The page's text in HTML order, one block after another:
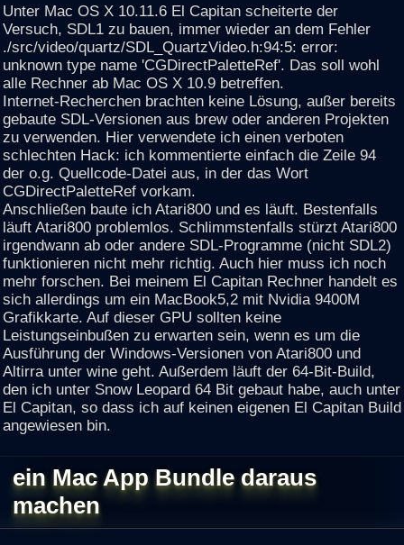
Unter Mac OS X 10.11.6 El Capitan scheiterte der
Versuch, SDL1 zu bauen, immer wieder an dem Fehler
./src/video/quartz/SDL_QuartzVideo.h:94:5: error:
unknown type name 'CGDirectPaletteRef'. Das soll wohl
alle Rechner ab Mac OS X 10.9 betreffen.
Internet-Recherchen brachten keine Lösung, außer bereits
gebaute SDL-Versionen aus brew oder anderen Projekten
zu verwenden. Hier verwendete ich einen verboten
schlechten Hack: ich kommentierte einfach die Zeile 94
der o.g. Quellcode-Datei aus, in der das Wort
CGDirectPaletteRef vorkam.
Anschließen baute ich Atari800 und es läuft. Bestenfalls
läuft Atari800 problemlos. Schlimmstenfalls stürzt Atari800
irgendwann ab oder andere SDL-Programme (nicht SDL2)
funktionieren nicht mehr richtig. Auch hier muss ich noch
mehr forschen. Bei meinem El Capitan Rechner handelt es
sich allerdings um ein MacBook5,2 mit Nvidia 9400M
Grafikkarte. Auf dieser GPU sollten keine
Leistungseinbußen zu erwarten sein, wenn es um die
Ausführung der Windows-Versionen von Atari800 und
Altirra unter wine geht. Außerdem läuft der 64-Bit-Build,
den ich unter Snow Leopard 64 Bit gebaut habe, auch unter
El Capitan, so dass ich auf keinen eigenen El Capitan Build
angewiesen bin.
ein Mac App Bundle daraus
machen